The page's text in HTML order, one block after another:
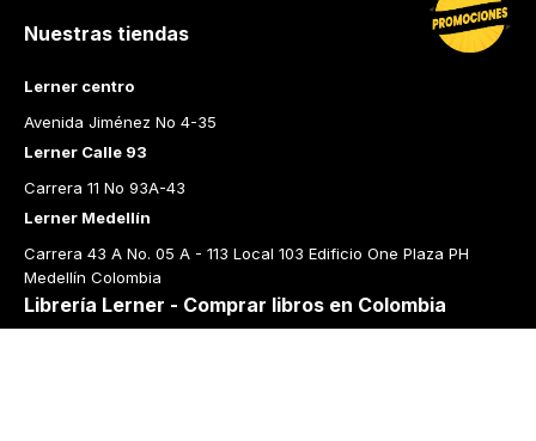
Nuestras tiendas
Lerner centro
Avenida Jiménez No 4-35
Lerner Calle 93
Carrera 11 No 93A-43
Lerner Medellín
Carrera 43 A No. 05 A - 113 Local 103 Edificio One Plaza PH
Medellín Colombia
Librería Lerner - Comprar libros en Colombia